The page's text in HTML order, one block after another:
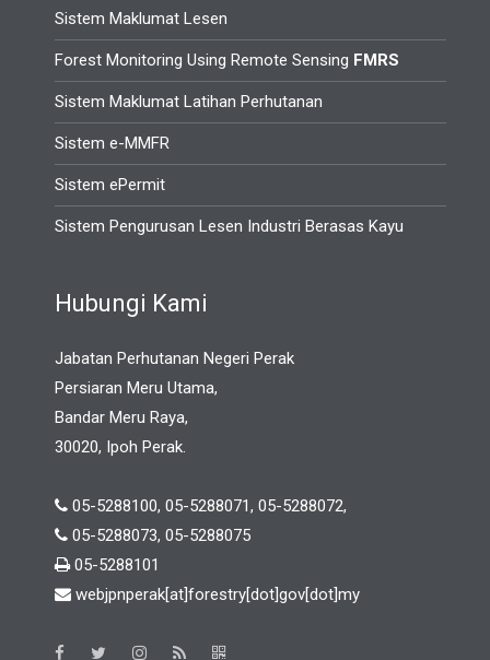
Sistem Maklumat Lesen
Forest Monitoring Using Remote Sensing FMRS
Sistem Maklumat Latihan Perhutanan
Sistem e-MMFR
Sistem ePermit
Sistem Pengurusan Lesen Industri Berasas Kayu
Hubungi Kami
Jabatan Perhutanan Negeri Perak
Persiaran Meru Utama,
Bandar Meru Raya,
30020, Ipoh Perak.
05-5288100, 05-5288071, 05-5288072,
05-5288073, 05-5288075
05-5288101
webjpnperak[at]forestry[dot]gov[dot]my